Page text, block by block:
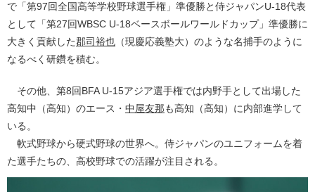
で「第97回全国高等学校野球選手権」準優勝と侍ジャパンU-18代表
として「第27回WBSC U-18ベースボールワールドカップ」準優勝に
大きく貢献した郡司裕也 （現慶応義塾大）のような名捕手のように
なるべく研鑽を積む。
その他、第8回BFA U-15アジア選手権では内野手として出場した
高知中（高知）のエース・ 中屋友那も高知（高知）に内部進学して
いる。
軟式野球から硬式野球の世界へ。侍ジャパンのユニフォームを着
た選手たちの、高校野球での活躍が注目される。